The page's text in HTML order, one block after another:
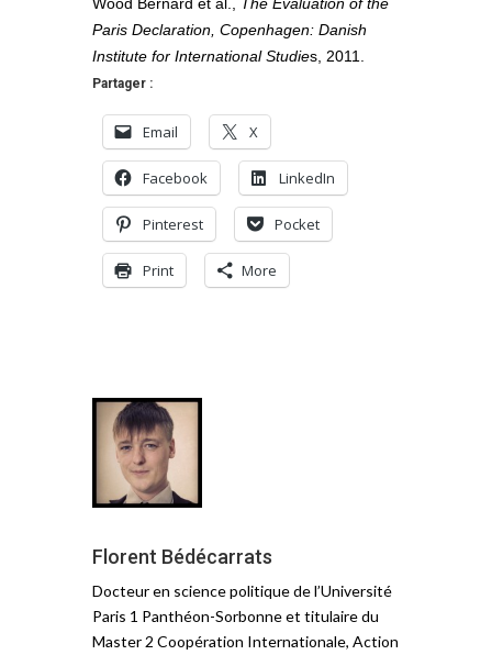
Paris Declaration, Copenhagen: Danish
Institute for International Studies, 2011.
Partager :
Email X
Facebook LinkedIn
Pinterest Pocket
Print More
Florent Bédécarrats
Docteur en science politique de l’Université
Paris 1 Panthéon-Sorbonne et titulaire du
Master 2 Coopération Internationale, Action